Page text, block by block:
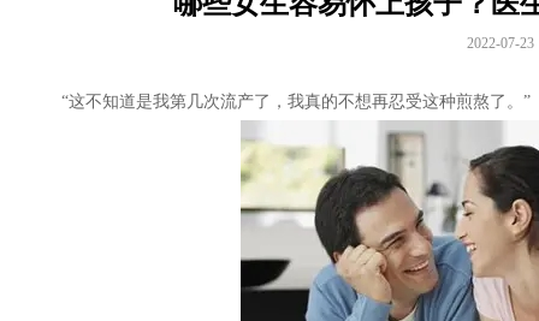
2022-07-23
“这不知道是我第几次流产了，我真的不想再忍受这种煎熬了。”